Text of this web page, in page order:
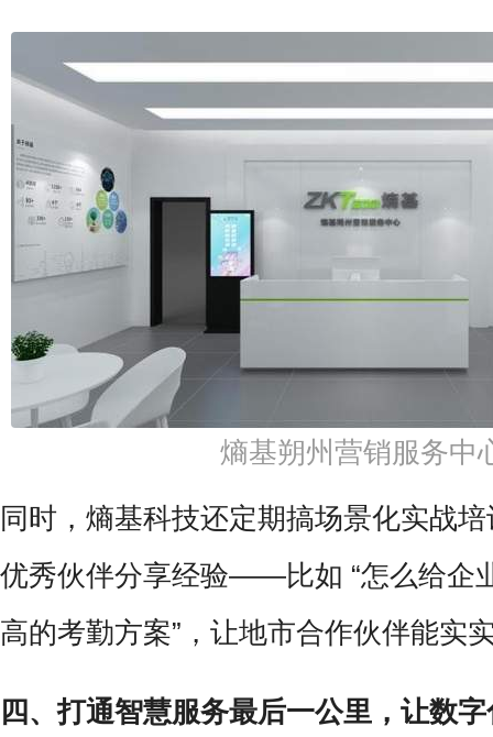
熵基朔州营销服务中
同时，熵基科技还定期搞场景化实战
优秀伙伴分享经验——比如 “怎么给企
高的考勤方案”，让地市合作伙伴能实
四、打通智慧服务最后一公里，让数